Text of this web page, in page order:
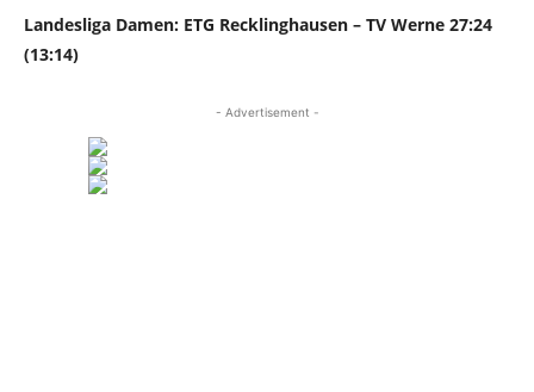
Landesliga Damen: ETG Recklinghausen – TV Werne 27:24
(13:14)
- Advertisement -